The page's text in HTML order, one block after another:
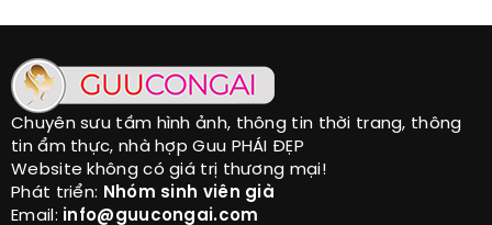
Chuyên sưu tầm hình ảnh, thông tin thời trang, thông
tin ẩm thực, nhà hợp Guu PHÁI ĐẸP
Website không có giá trị thương mại!
Phát triển: Nhóm sinh viên già
Email: info@guucongai.com